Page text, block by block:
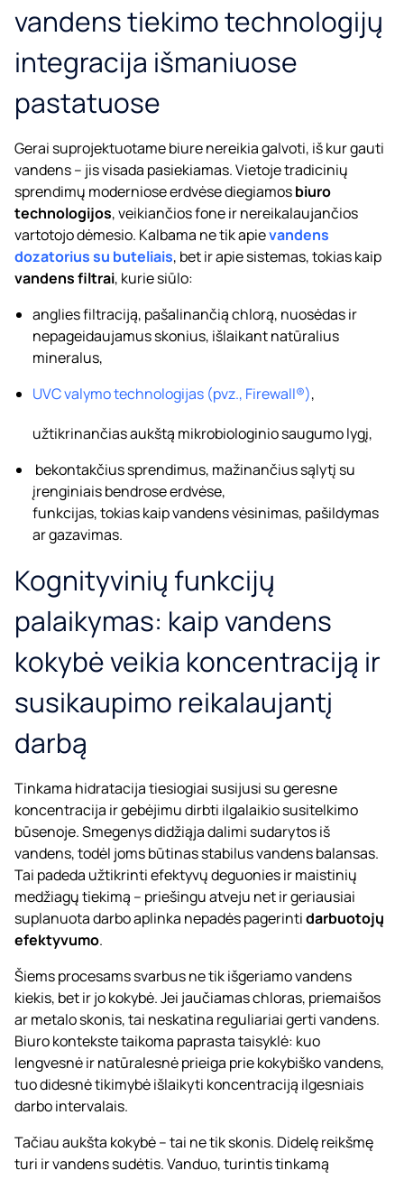
vandens tiekimo technologijų
integracija išmaniuose
pastatuose
Gerai suprojektuotame biure nereikia galvoti, iš kur gauti
vandens – jis visada pasiekiamas. Vietoje tradicinių
sprendimų moderniose erdvėse diegiamosbiuro
technologijos, veikiančios fone ir nereikalaujančios
vartotojo dėmesio. Kalbama ne tik apievandens
dozatorius su buteliais, bet ir apie sistemas, tokias kaip
vandens filtrai, kurie siūlo:
anglies filtraciją, pašalinančią chlorą, nuosėdas ir
nepageidaujamus skonius, išlaikant natūralius
mineralus,
UVC valymo technologijas (pvz., Firewall®),
užtikrinančias aukštą mikrobiologinio saugumo lygį,
bekontakčius sprendimus, mažinančius sąlytį su
įrenginiais bendrose erdvėse,
funkcijas, tokias kaip vandens vėsinimas, pašildymas
ar gazavimas.
Kognityvinių funkcijų
palaikymas: kaip vandens
kokybė veikia koncentraciją ir
susikaupimo reikalaujantį
darbą
Tinkama hidratacija tiesiogiai susijusi su geresne
koncentracija ir gebėjimu dirbti ilgalaikio susitelkimo
būsenoje. Smegenys didžiąja dalimi sudarytos iš
vandens, todėl joms būtinas stabilus vandens balansas.
Tai padeda užtikrinti efektyvų deguonies ir maistinių
medžiagų tiekimą – priešingu atveju net ir geriausiai
suplanuota darbo aplinka nepadės pagerintidarbuotojų
efektyvumo.
Šiems procesams svarbus ne tik išgeriamo vandens
kiekis, bet ir jo kokybė. Jei jaučiamas chloras, priemaišos
ar metalo skonis, tai neskatina reguliariai gerti vandens.
Biuro kontekste taikoma paprasta taisyklė: kuo
lengvesnė ir natūralesnė prieiga prie kokybiško vandens,
tuo didesnė tikimybė išlaikyti koncentraciją ilgesniais
darbo intervalais.
Tačiau aukšta kokybė – tai ne tik skonis. Didelę reikšmę
turi ir vandens sudėtis. Vanduo, turintis tinkamą